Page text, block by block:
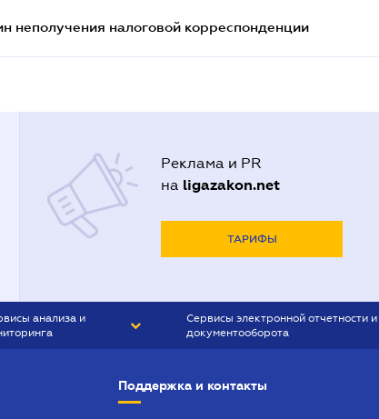
неполучения налоговой корреспонденции
Реклама и PR
на ligazakon.net
ТАРИФЫ
анализа и
Сервисы электронной отчетности и
документооборота
Поддержка и контакты